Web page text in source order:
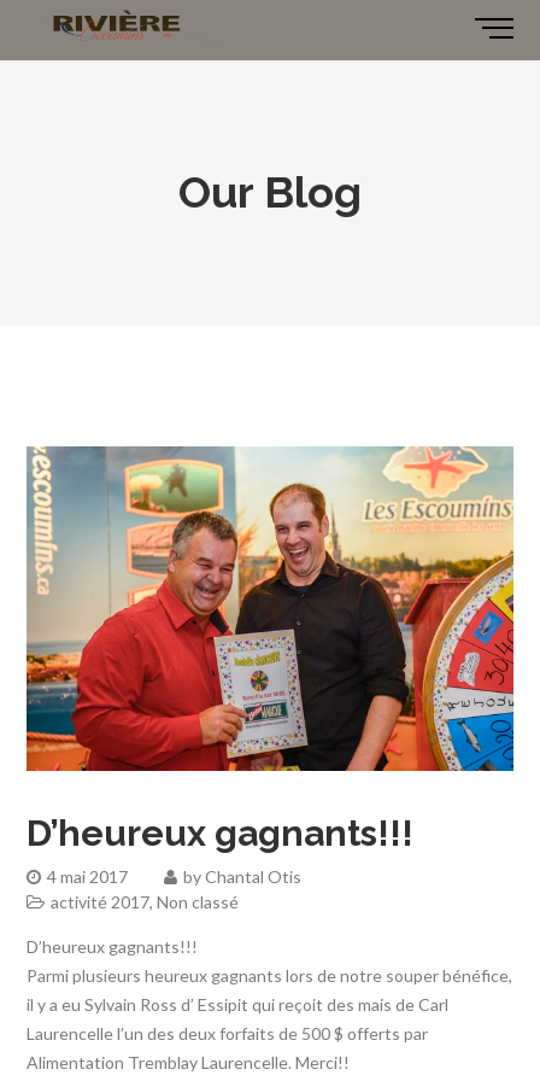
Our Blog
D’heureux gagnants!!!
4 mai 2017 byChantal Otis
activité 2017,Non classé
D’heureux gagnants!!!
Parmi plusieurs heureux gagnants lors de notre souper bénéfice,
il y a eu Sylvain Ross d’ Essipit qui reçoit des mais de Carl
Laurencelle l’un des deux forfaits de 500 $ offerts par
Alimentation Tremblay Laurencelle. Merci!!